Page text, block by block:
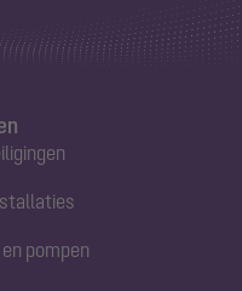
pompen